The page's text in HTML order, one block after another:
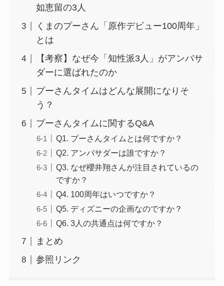
如恵留の3人
くまのプーさん「原作デビュー100周年」
とは
【考察】なぜ今「知性派3人」がアンバサ
ダーに選ばれたのか
プーさんタイムはどんな展開になりそ
う？
プーさんタイムに関するQ&A
Q1. プーさんタイムとは何ですか？
Q2. アンバサダーは誰ですか？
Q3. なぜ櫻井翔さんが注目されているの
ですか？
Q4. 100周年はいつですか？
Q5. ディズニーの企画なのですか？
Q6. 3人の共通点は何ですか？
まとめ
参照リンク